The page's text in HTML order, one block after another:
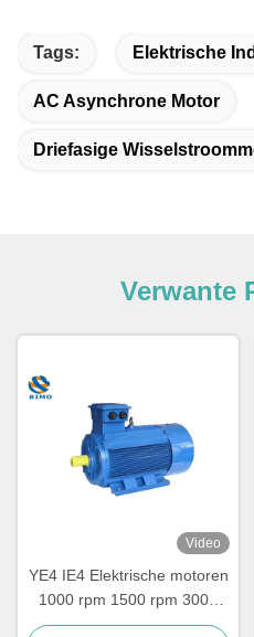
Tags: Elektrische
AC Asynchrone Motor
Driefasige
Verwante
Video
YE4 IE4 Elektrische motoren
1000 rpm 1500 rpm 3000
rpm Driefasige